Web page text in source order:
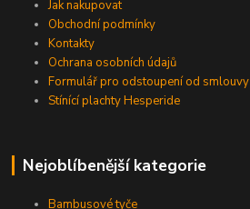
Jak nakupovat
Obchodní podmínky
Kontakty
Ochrana osobních údajů
Formulář pro odstoupení od smlouvy
Stínící plachty Hesperide
Nejoblíbenější kategorie
Bambusové tyče